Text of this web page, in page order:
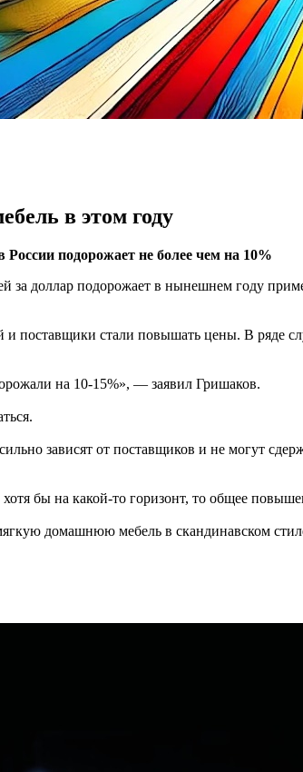
в этом году
подорожает не более чем на 10%
за доллар подорожает в нынешнем году
поставщики стали повышать цены. В ряде
на 10-15%», — заявил Гришаков.
зависят от поставщиков и не могут
хотя бы на какой-то горизонт, то общее
домашнюю мебель в скандинавском